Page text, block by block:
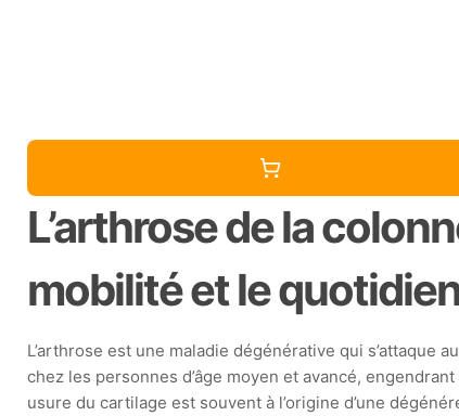
L’arthrose de la
mobilité et le
L’arthrose est une maladie dégénérative qui
chez les personnes d’âge moyen et avancé,
usure du cartilage est souvent à l’origine d’une